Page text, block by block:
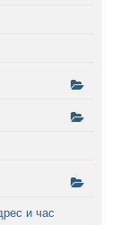
и час